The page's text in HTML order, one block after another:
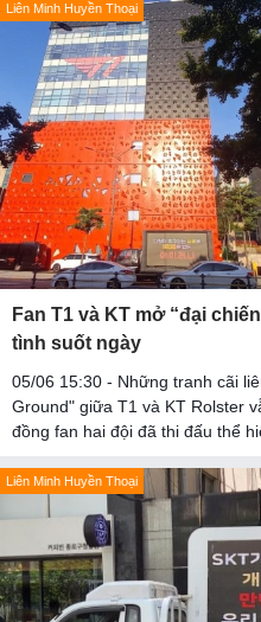
Liên Minh Huyền Thoại
Fan T1 và KT mở “đại
tình suốt ngày
05/06 15:30 - Những tranh cãi
Ground" giữa T1 và KT Rolster
đồng fan hai đội đã thi đấu thể
Liên Minh Huyền Thoại